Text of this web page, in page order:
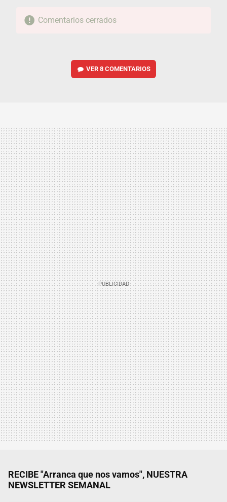
Comentarios cerrados
VER8 COMENTARIOS
RECIBE "Arranca que nos vamos", NUESTRA
NEWSLETTER SEMANAL